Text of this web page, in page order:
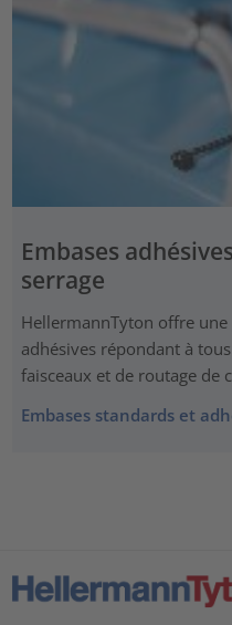
Embases
serrage
HellermannTyton offre
adhésives répondant à
faisceaux et de routage de
Embases standards et